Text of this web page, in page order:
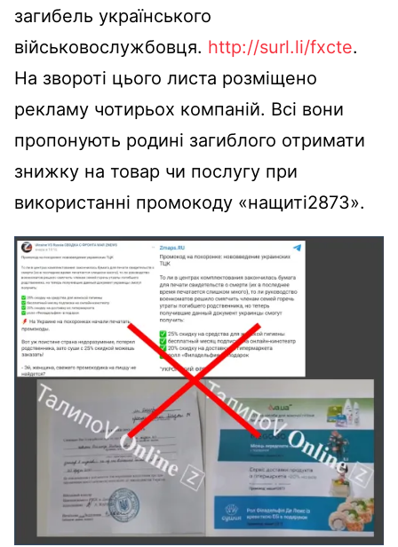
загибель українського
військовослужбовця. http://surl.li/fxcte.
На звороті цього листа розміщено
рекламу чотирьох компаній. Всі вони
пропонують родині загиблого отримати
знижку на товар чи послугу при
використанні промокоду «нащиті2873».